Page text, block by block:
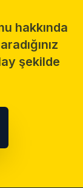
hakkında
şekilde